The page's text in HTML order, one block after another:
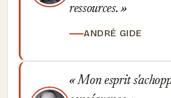
ressources.
ANDRÉ GIDE
Mon esprit